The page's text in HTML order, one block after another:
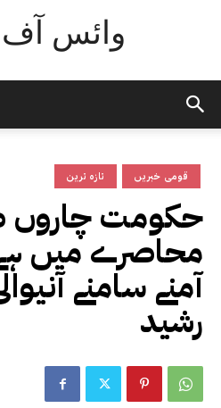
وائس
تازہ ترین قومی خبریں
حکومت
محاصرے میں
آمنے سامنے
رشید